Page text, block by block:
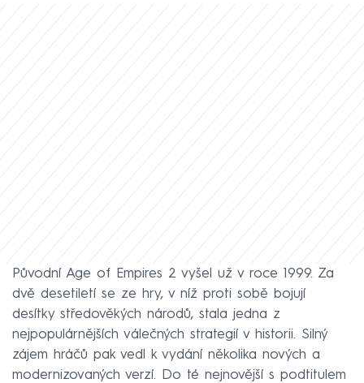
Původní Age of Empires 2 vyšel už v roce 1999. Za
dvě desetiletí se ze hry, v níž proti sobě bojují
desítky středověkých národů, stala jedna z
nejpopulárnějších válečných strategií v historii. Silný
zájem hráčů pak vedl k vydání několika nových a
modernizovaných verzí. Do té nejnovější s podtitulem